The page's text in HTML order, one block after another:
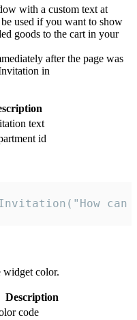
with a custom text at
used if you want to show
goods to the cart in your
after the page was
in
text
id
widget color.
Description
code